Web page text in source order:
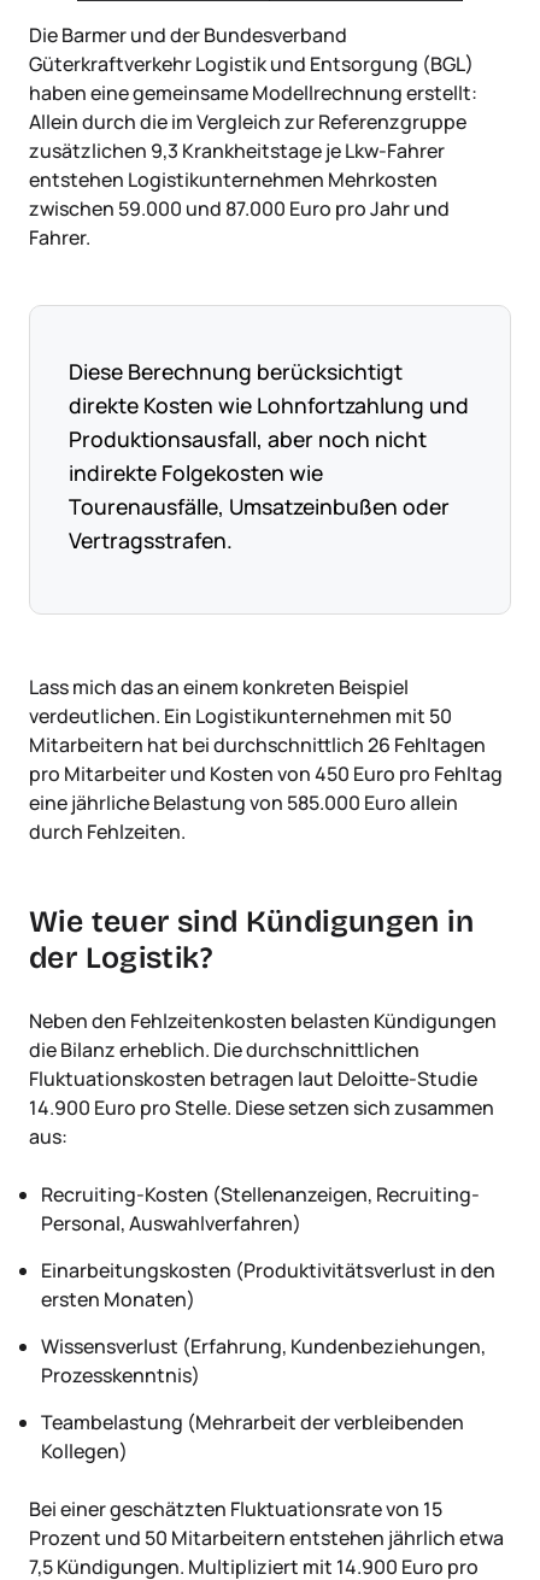
Die Barmer und der Bundesverband
Güterkraftverkehr Logistik und Entsorgung (BGL)
haben eine gemeinsame Modellrechnung erstellt:
Allein durch die im Vergleich zur Referenzgruppe
zusätzlichen 9,3 Krankheitstage je Lkw-Fahrer
entstehen Logistikunternehmen Mehrkosten
zwischen 59.000 und 87.000 Euro pro Jahr und
Fahrer.
Diese Berechnung berücksichtigt
direkte Kosten wie Lohnfortzahlung und
Produktionsausfall, aber noch nicht
indirekte Folgekosten wie
Tourenausfälle, Umsatzeinbußen oder
Vertragsstrafen.
Lass mich das an einem konkreten Beispiel
verdeutlichen. Ein Logistikunternehmen mit 50
Mitarbeitern hat bei durchschnittlich 26 Fehltagen
pro Mitarbeiter und Kosten von 450 Euro pro Fehltag
eine jährliche Belastung von 585.000 Euro allein
durch Fehlzeiten.
Wie teuer sind Kündigungen in
der Logistik?
Neben den Fehlzeitenkosten belasten Kündigungen
die Bilanz erheblich. Die durchschnittlichen
Fluktuationskosten betragen laut Deloitte-Studie
14.900 Euro pro Stelle. Diese setzen sich zusammen
aus:
Recruiting-Kosten (Stellenanzeigen, Recruiting-
Personal, Auswahlverfahren)
Einarbeitungskosten (Produktivitätsverlust in den
ersten Monaten)
Wissensverlust (Erfahrung, Kundenbeziehungen,
Prozesskenntnis)
Teambelastung (Mehrarbeit der verbleibenden
Kollegen)
Bei einer geschätzten Fluktuationsrate von 15
Prozent und 50 Mitarbeitern entstehen jährlich etwa
7,5 Kündigungen. Multipliziert mit 14.900 Euro pro